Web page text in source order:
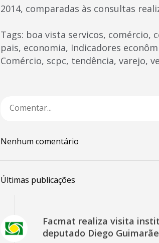
2014, comparadas às consultas
Tags: boa vista servicos, comércio,
pais, economia, Indicadores
Comércio, scpc, tendência, varejo,
Nenhum comentário
Últimas publicações
Facmat realiza visita
deputado Diego